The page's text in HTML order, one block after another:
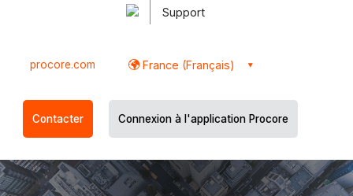
Support
procore.com France (Français)
Contacter Connexion à l'application Procore